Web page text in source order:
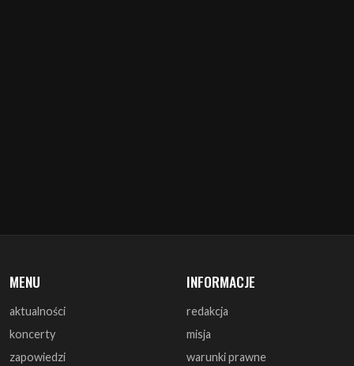
MENU
aktualności
koncerty
zapowiedzi
INFORMACJE
redakcja
misja
warunki prawne